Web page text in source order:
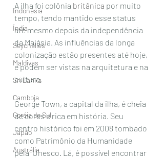
Indonésia
Índia
Seychelles
Maldivas
Sri Lanka
Camboja
Coréia do Sul
Japão
Austrália
A ilha foi colônia britânica por muito
tempo, tendo mantido esse status
até mesmo depois da independência
da Malásia. As influências da longa
colonização estão presentes até hoje,
e podem ser vistas na arquitetura e na
cultura.
George Town, a capital da ilha, é cheia
de cores e rica em história. Seu
centro histórico foi em 2008 tombado
como Patrimônio da Humanidade
pela  Unesco. Lá, é possível encontrar